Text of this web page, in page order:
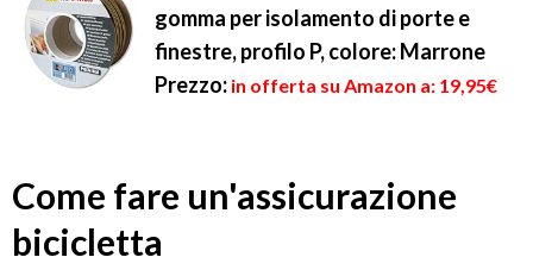
gomma per isolamento di porte e
finestre, profilo P, colore: Marrone
Prezzo: in offerta su Amazon a: 19,95€
Come fare un'assicurazione
bicicletta